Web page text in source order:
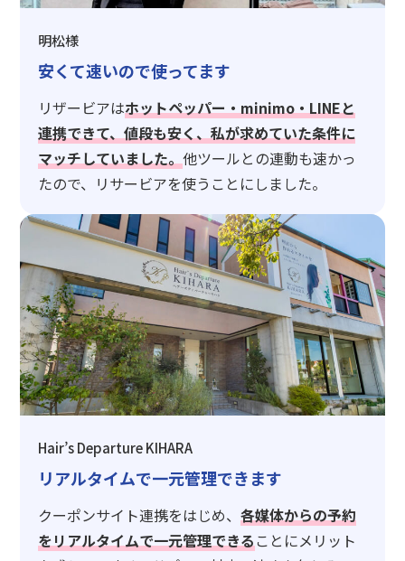
明松様
安くて速いので使ってます
リザービアはホットペッパー・minimo・LINEと
連携できて、値段も安く、私が求めていた条件に
マッチしていました。他ツールとの連動も速かっ
たので、リサービアを使うことにしました。
Hair’s Departure KIHARA
リアルタイムで一元管理できます
クーポンサイト連携をはじめ、各媒体からの予約
をリアルタイムで一元管理できる ことにメリット